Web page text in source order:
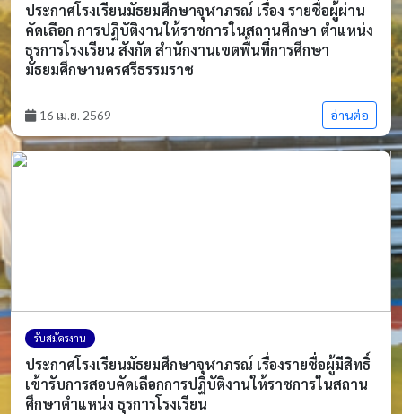
ประกาศโรงเรียนมัธยมศึกษาจุฬาภรณ์ เรื่อง รายชื่อผู้ผ่าน
คัดเลือก การปฏิบัติงานให้ราชการในสถานศึกษา ตำแหน่ง
ธุรการโรงเรียน สังกัด สำนักงานเขตพื้นที่การศึกษา
มัธยมศึกษานครศรีธรรมราช
16 เม.ย. 2569 อ่านต่อ
รับสมัครงาน
ประกาศโรงเรียนมัธยมศึกษาจุฬาภรณ์ เรื่องรายชื่อผู้มีสิทธิ์
เข้ารับการสอบคัดเลือกการปฏิบัติงานให้ราชการในสถาน
ศึกษาตำแหน่ง ธุรการโรงเรียน